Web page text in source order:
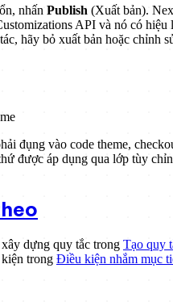
nhấn Publish (Xuất bản).
API và nó có hiệu
hãy bỏ xuất bản hoặc chỉnh
đụng vào code theme,
được áp dụng qua lớp tùy
dựng quy tắc trong Tạo quy
trong Điều kiện nhắm mục